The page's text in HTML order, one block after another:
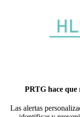
PRTG hace que
Las alertas